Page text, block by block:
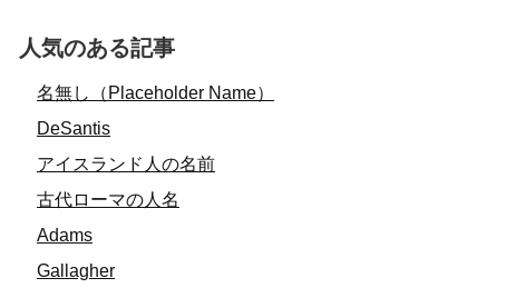
人気のある記事
名無し（Placeholder Name）
DeSantis
アイスランド人の名前
古代ローマの人名
Adams
Gallagher